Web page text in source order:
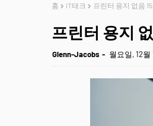
홈 IT태크 프린터 용지 없음
프린터 용지
Glenn-Jacobs 월요일, 12월